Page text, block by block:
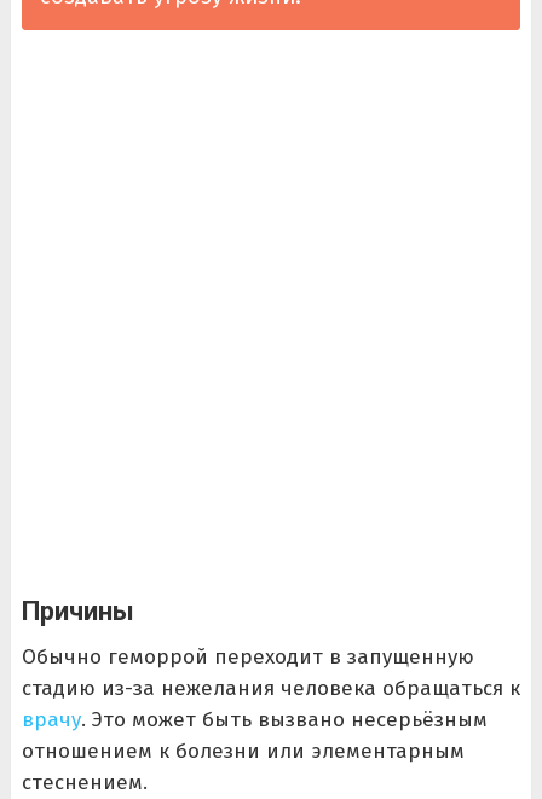
Причины
Обычно геморрой переходит в запущенную
стадию из-за нежелания человека обращаться к
врачу. Это может быть вызвано несерьёзным
отношением к болезни или элементарным
стеснением.